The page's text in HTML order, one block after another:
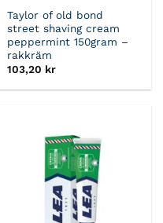
Taylor of old bond
street shaving cream
peppermint 150gram –
rakkräm
103,20 kr